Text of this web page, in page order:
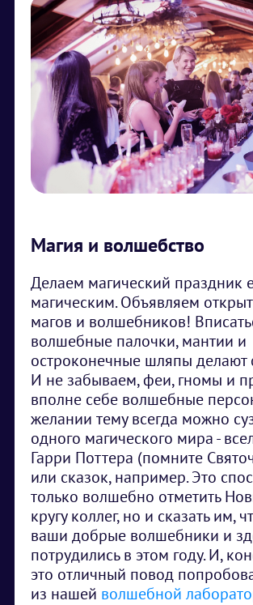
Магия и волшебство
Делаем магический праздник
магическим. Объявляем
магов и волшебников!
волшебные палочки, мантии и
остроконечные шляпы делают
И не забываем, феи, гномы и
вполне себе волшебные
желании тему всегда можно
одного магического мира -
Гарри Поттера (помните
или сказок, например. Это
только волшебно отметить
кругу коллег, но и сказать им,
ваши добрые волшебники и
потрудились в этом году. И,
это отличный повод
из нашей волшебной